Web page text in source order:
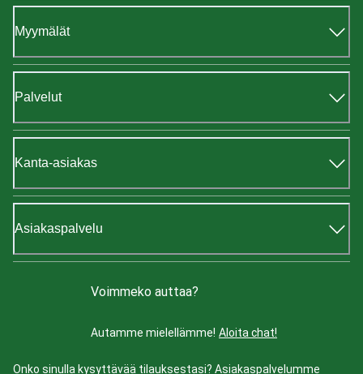
Myymälät
Palvelut
Kanta-asiakas
Asiakaspalvelu
Voimmeko auttaa?
Autamme mielellämme! Aloita chat!
Onko sinulla kysyttävää tilauksestasi? Asiakaspalvelumme